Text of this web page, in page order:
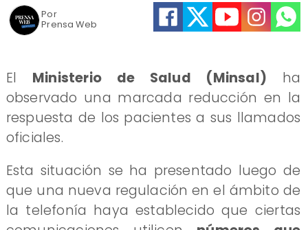
Prensa Web
Por
El Ministerio de Salud (Minsal) ha
observado una marcada reducción en la
respuesta de los pacientes a sus llamados
oficiales.
Esta situación se ha presentado luego de
que una nueva regulación en el ámbito de
la telefonía haya establecido que ciertas